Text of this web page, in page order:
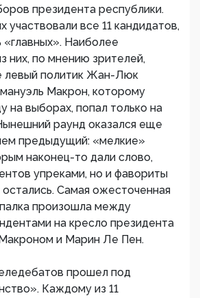
президента республики.
участвовали все 11 кандидатов,
«главных». Наиболее
них, по мнению зрителей,
левый политик Жан-Люк
Макрон, которому
на выборах, попал только на
раунд оказался еще
предыдущий: «мелкие»
наконец-то дали слово,
упреками, но и фавориты
остались. Самая ожесточенная
произошла между
на кресло президента
и Марин Ле Пен.
прошел под
Каждому из 11